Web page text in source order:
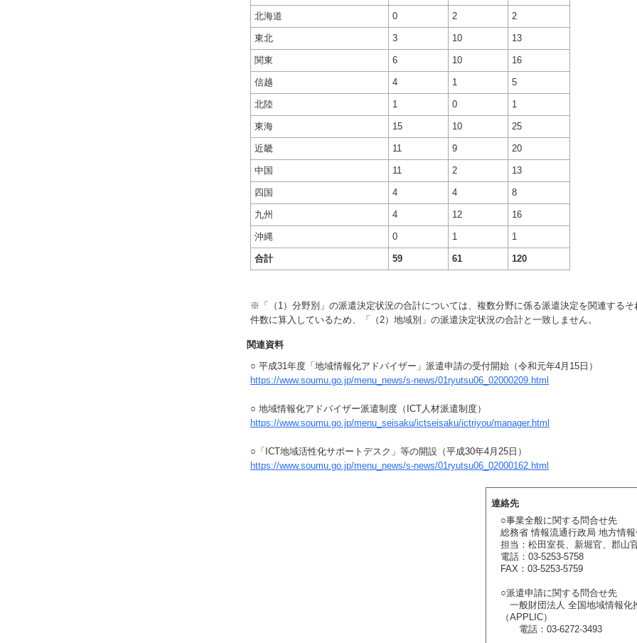
北海道 0 2 2
東北 3 10 13
関東 6 10 16
信越 4 1 5
北陸 1 0 1
東海 15 10 25
近畿 11 9 20
中国 11 2 13
四国 4 4 8
九州 4 12 16
沖縄 0 1 1
合計 59 61 120
※「（1）分野別」の派遣決定状況の合計については、複数分野に係る派遣決定を関連するそ
件数に算入しているため、「（2）地域別」の派遣決定状況の合計と一致しません。
関連資料
○ 平成31年度「地域情報化アドバイザー」派遣申請の受付開始（令和元年4月15日）
https://www.soumu.go.jp/menu_news/s-news/01ryutsu06_02000209.html
○ 地域情報化アドバイザー派遣制度（ICT人材派遣制度）
https://www.soumu.go.jp/menu_seisaku/ictseisaku/ictriyou/manager.html
○「ICT地域活性化サポートデスク」等の開設（平成30年4月25日）
https://www.soumu.go.jp/menu_news/s-news/01ryutsu06_02000162.html
連絡先
○事業全般に関する問合せ先
総務省 情報流通行政局 地方情
担当：松田室長、新堀官、郡山
電話：03-5253-5758
FAX：03-5253-5759
○派遣申請に関する問合せ先
一般財団法人 全国地域情報化
（APPLIC）
電話：03-6272-3493